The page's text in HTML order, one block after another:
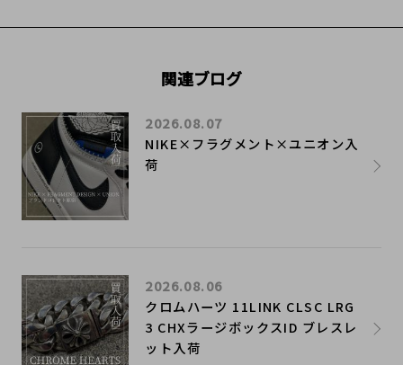
関連ブログ
NIKE×フラグメント×ユニオン入
荷
2026.08.07
クロムハーツ 11LINK CLSC LRG
3 CHXラージボックスID ブレスレ
ット入荷
2026.08.06